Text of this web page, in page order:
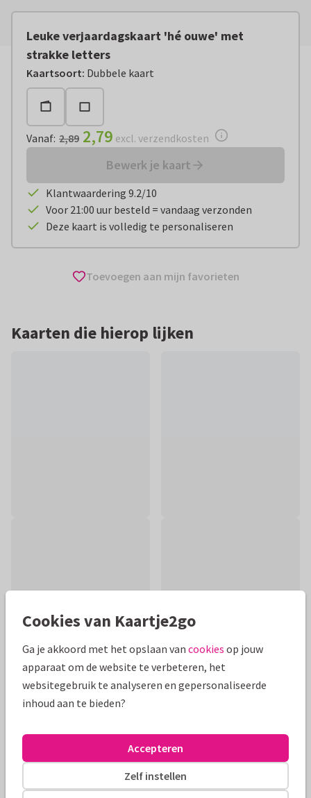
Leuke verjaardagskaart 'hé ouwe' met
strakke letters
Kaartsoort: Dubbele kaart
Vanaf:€ 2,79 excl. verzendkosten
Vanaf: 2,89 2,79 excl. verzendkosten
Bewerk je kaart
Klantwaardering 9.2/10
Voor 21:00 uur besteld = vandaag verzonden
Deze kaart is volledig te personaliseren
Toevoegen aan mijn favorieten
Kaarten die hierop lijken
Productinformatie
Leuke verjaardagskaart met grappige tekst 'hé ouwe' voor
een man die jarig is. Met strakke typografie met structuur in
Cookies van Kaartje2go
Ga je akkoord met het opslaan van cookies op jouw
apparaat om de website te verbeteren, het
websitegebruik te analyseren en gepersonaliseerde
inhoud aan te bieden?
Zelf instellen
Accepteren